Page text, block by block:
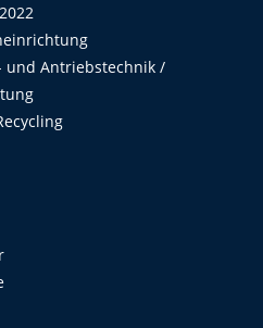
und Antriebstechnik /